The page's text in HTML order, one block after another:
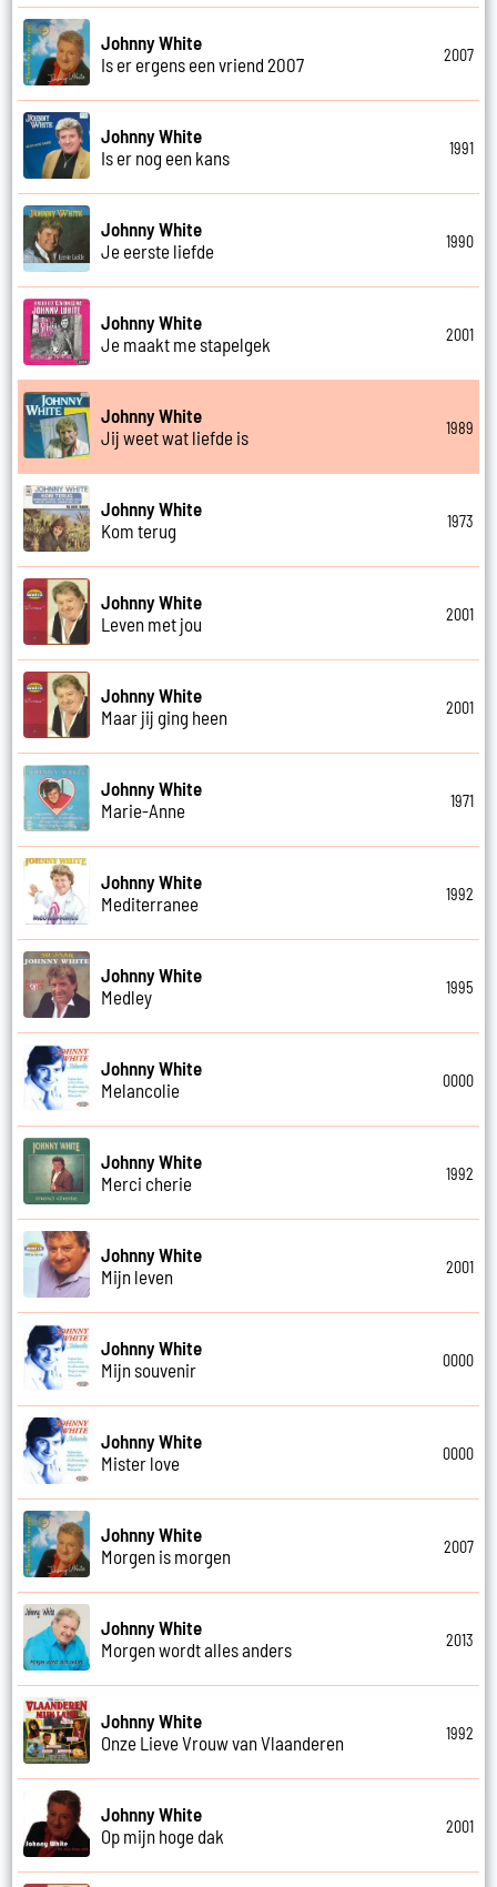
Johnny White
Is er ergens een vriend 2007
2007
Johnny White
Is er nog een kans
1991
Johnny White
Je eerste liefde
1990
Johnny White
Je maakt me stapelgek
2001
Johnny White
Jij weet wat liefde is
1989
Johnny White
Kom terug
1973
Johnny White
Leven met jou
2001
Johnny White
Maar jij ging heen
2001
Johnny White
Marie-Anne
1971
Johnny White
Mediterranee
1992
Johnny White
Medley
1995
Johnny White
Melancolie
0000
Johnny White
Merci cherie
1992
Johnny White
Mijn leven
2001
Johnny White
Mijn souvenir
0000
Johnny White
Mister love
0000
Johnny White
Morgen is morgen
2007
Johnny White
Morgen wordt alles anders
2013
Johnny White
Onze Lieve Vrouw van Vlaanderen
1992
Johnny White
Op mijn hoge dak
2001